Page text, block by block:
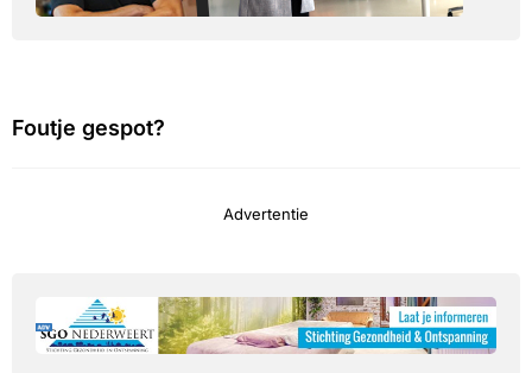
Foutje gespot?
Advertentie